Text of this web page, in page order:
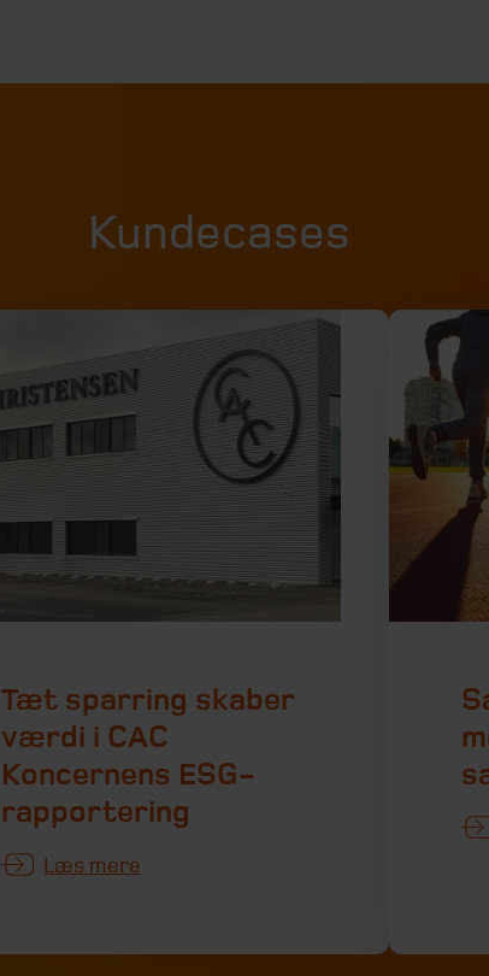
Kundecases
Tæt sparring skaber
værdi i CAC
Koncernens ESG-
rapportering
Læs mere